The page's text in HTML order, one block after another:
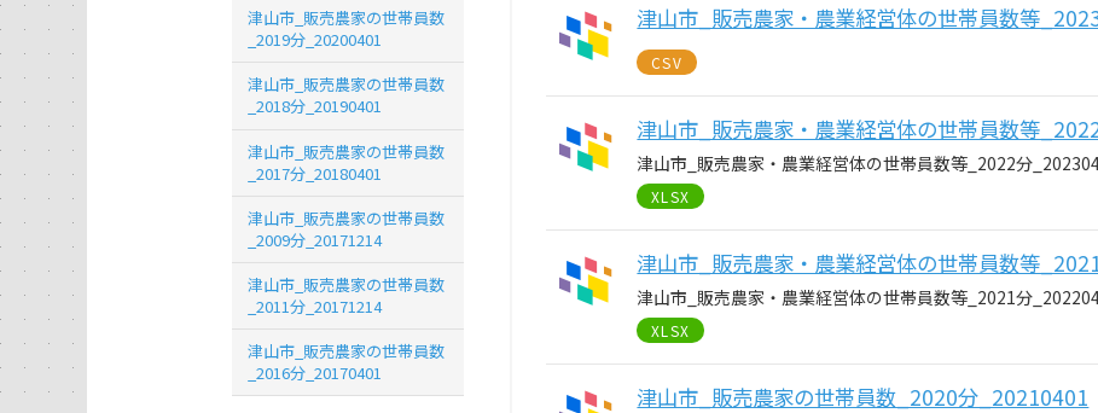
津山市_販売農家・農業経営体の世帯員数等
CSV
津山市_販売農家・農業経営体の世帯員数等
津山市_販売農家・農業経営体の世帯員数等_2022分
XLSX
津山市_販売農家・農業経営体の世帯員数等
津山市_販売農家・農業経営体の世帯員数等_2021分
XLSX
津山市_販売農家の世帯員数_2020分_20210401
津山市_販売農家の世帯員数
_2019分_20200401
津山市_販売農家の世帯員数
_2018分_20190401
津山市_販売農家の世帯員数
_2017分_20180401
津山市_販売農家の世帯員数
_2009分_20171214
津山市_販売農家の世帯員数
_2011分_20171214
津山市_販売農家の世帯員数
_2016分_20170401